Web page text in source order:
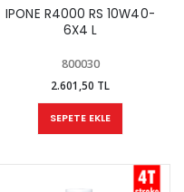
IPONE R4000 RS 10W40-
6X4 L
800030
2.601,50 TL
SEPETE EKLE